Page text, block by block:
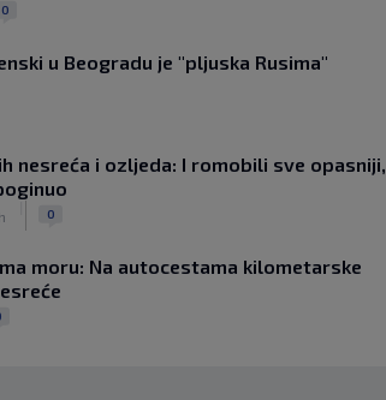
0
u Beogradu je "pljuska Rusima"
nesreća i ozljeda: I romobili sve opasniji,
0
moru: Na autocestama kilometarske